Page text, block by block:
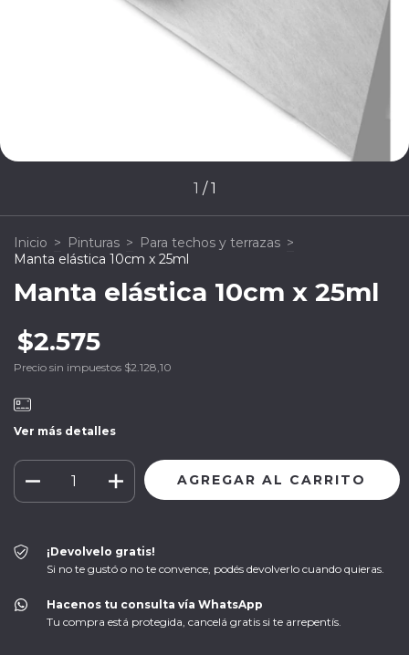
1 / 1
Inicio > Pinturas > Para techos y terrazas >
Manta elástica 10cm x 25ml
Manta elástica 10cm x 25ml
$2.575
Precio sin impuestos $2.128,10
Ver más detalles
¡Devolvelo gratis!
Si no te gustó o no te convence, podés devolverlo cuando quieras.
Hacenos tu consulta vía WhatsApp
Tu compra está protegida, cancelá gratis si te arrepentís.